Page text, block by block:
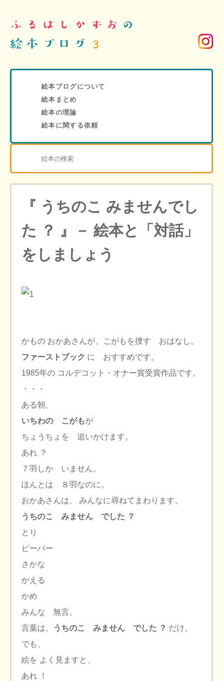
絵本ブログについて
絵本まとめ
絵本の理論
絵本に関する依頼
『 うちのこ みませんでし
た ？ 』－ 絵本と「対話」
をしましょう
かもの おかあさんが、こがもを捜す おはなし。
ファーストブック に おすすめです。
1985年の コルデコット・オナー賞受賞作品です。
・・・
ある朝、
いちわの こがもが
ちょうちょを 追いかけます。
あれ ？
７羽しか いません。
ほんとは ８羽なのに。
おかあさんは、 みんなに尋ねてまわります。
うちのこ みません でした ？
とり
ビーバー
さかな
かえる
かめ
みんな 無言。
言葉は、
うちのこ みません でした ？ だけ。
でも、
絵を よく見ますと、
あれ ！